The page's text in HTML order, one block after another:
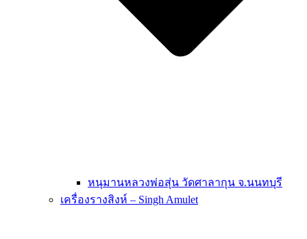
หนุมานหลวงพ่อสุ่น วัดศาลากุน จ.นนทบุรี
เครื่องรางสิงห์ – Singh Amulet